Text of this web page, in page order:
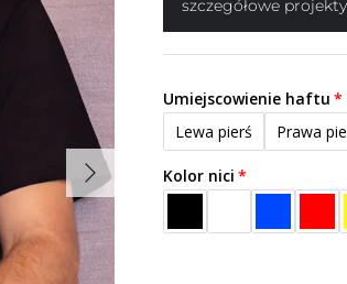
Następny
szczegółowe projekty
Umiejscowienie haftu
Lewa pierś
Prawa
Kolor nici